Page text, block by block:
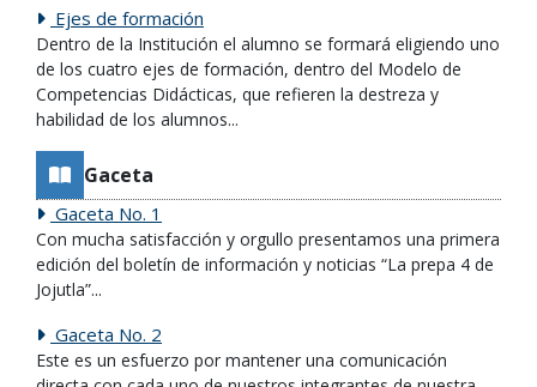
Ejes de formación
Dentro de la Institución el alumno se formará eligiendo uno
de los cuatro ejes de formación, dentro del Modelo de
Competencias Didácticas, que refieren la destreza y
habilidad de los alumnos...
Gaceta
Gaceta No. 1
Con mucha satisfacción y orgullo presentamos una primera
edición del boletín de información y noticias “La prepa 4 de
Jojutla”...
Gaceta No. 2
Este es un esfuerzo por mantener una comunicación